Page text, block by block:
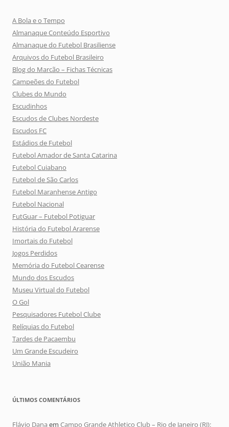
A Bola e o Tempo
Almanaque Conteúdo Esportivo
Almanaque do Futebol Brasiliense
Arquivos do Futebol Brasileiro
Blog do Marcão – Fichas Técnicas
Campeões do Futebol
Clubes do Mundo
Escudinhos
Escudos de Clubes Nordeste
Escudos FC
Estádios de Futebol
Futebol Amador de Santa Catarina
Futebol Cuiabano
Futebol de São Carlos
Futebol Maranhense Antigo
Futebol Nacional
FutGuar – Futebol Potiguar
História do Futebol Ararense
Imortais do Futebol
Jogos Perdidos
Memória do Futebol Cearense
Mundo dos Escudos
Museu Virtual do Futebol
O Gol
Pesquisadores Futebol Clube
Relíquias do Futebol
Tardes de Pacaembu
Um Grande Escudeiro
União Mania
ÚLTIMOS COMENTÁRIOS
Flávio Dana em Campo Grande Athletico Club – Rio de Janeiro (RJ):